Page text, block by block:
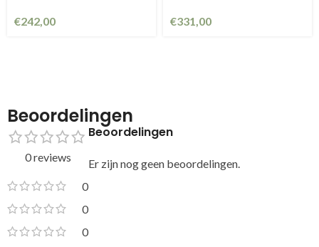
€242,00 €331,00
Beoordelingen
0 reviews
0
0
0
Beoordelingen
Er zijn nog geen beoordelingen.